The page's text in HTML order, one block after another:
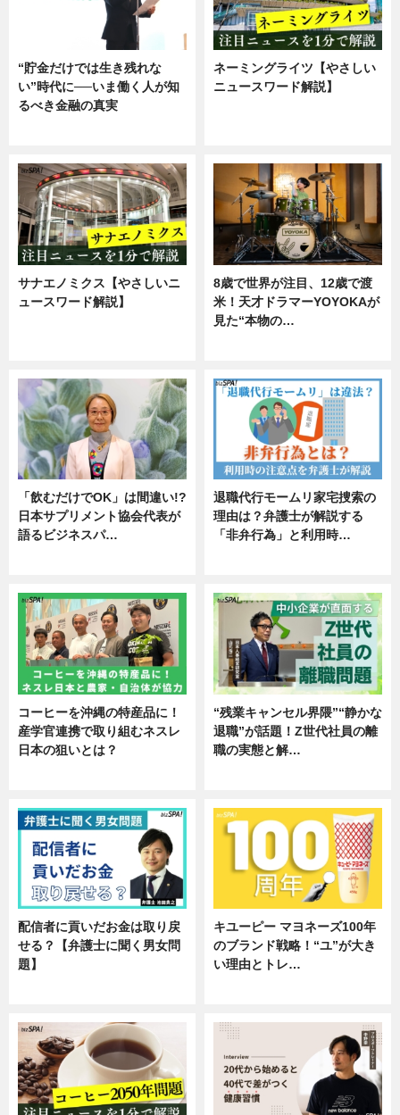
“貯金だけでは生き残れな
い”時代に──いま働く人が知
るべき金融の真実
ネーミングライツ【やさしい
ニュースワード解説】
サナエノミクス【やさしいニ
ュースワード解説】
8歳で世界が注目、12歳で渡
米！天才ドラマーYOYOKAが
見た“本物の…
「飲むだけでOK」は間違い!?
日本サプリメント協会代表が
語るビジネスパ…
退職代行モームリ家宅捜索の
理由は？弁護士が解説する
「非弁行為」と利用時…
コーヒーを沖縄の特産品に！
産学官連携で取り組むネスレ
日本の狙いとは？
“残業キャンセル界隈”“静かな
退職”が話題！Z世代社員の離
職の実態と解…
配信者に貢いだお金は取り戻
せる？【弁護士に聞く男女問
題】
キユーピー マヨネーズ100年
のブランド戦略！“ユ”が大き
い理由とトレ…